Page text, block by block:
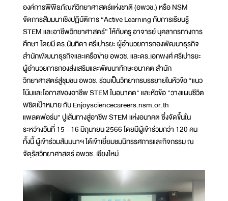
องค์การพิพิธภัณฑ์วิทยาศาสตร์แห่งชาติ (อพวช.) หรือ NSM
จัดการสัมมนาเชิงปฏิบัติการ “Active Learning กับการเรียนรู้
STEM และอาชีพวิทยาศาสตร์” ให้กับครู อาจารย์ บุคลากรทางการ
ศึกษา โดยมี ดร.นันทิดา ศรีเปารยะ ผู้อำนวยการกองพัฒนาธุรกิจ
สำนักพัฒนาธุรกิจและเครือข่าย อพวช. และดร.เอกพงศ์ ศรีเปารยะ
ผู้อำนวยการกองส่งเสริมและพัฒนาทักษะอนาคต สำนัก
วิทยาศาสตร์สู่ชุมชน อพวช. ร่วมเป็นวิทยากรบรรยายในหัวข้อ "แนว
โน้มและโอกาสของอาชีพ STEM ในอนาคต" และหัวข้อ "วางแผนชีวิต
พิชิตเป้าหมาย กับ Enjoysciencecareers.nsm.or.th
แพลตฟอร์ม" ปูเส้นทางสู่อาชีพ STEM แห่งอนาคต ซึ่งจัดขึ้นใน
ระหว่างวันที่ 15 - 16 มิถุนายน 2566 โดยมีผู้เข้าร่วมกว่า 120 คน
ทั้งนี้ ผู้เข้าร่วมสัมมนาฯ ได้เข้าเยี่ยมชมนิทรรศการและกิจกรรม ณ
จัตุรัสวิทยาศาสตร์ อพวช. เชียงใหม่